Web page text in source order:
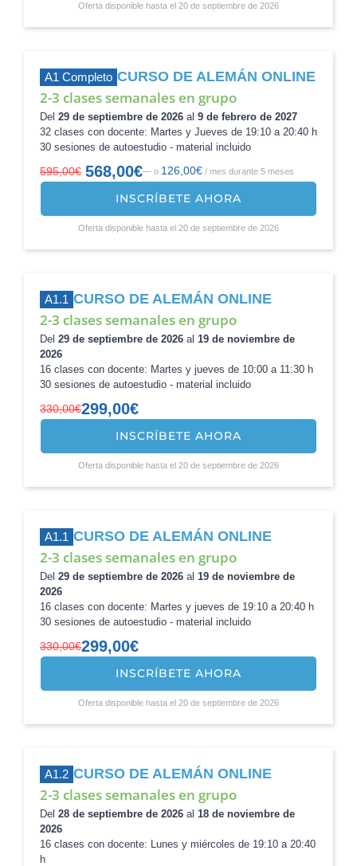
Oferta disponible hasta el 20 de septiembre de 2026
A1 Completo CURSO DE ALEMÁN ONLINE
2-3 clases semanales en grupo
Del 29 de septiembre de 2026 al 9 de febrero de 2027
32 clases con docente: Martes y Jueves de 19:10 a 20:40 h
30 sesiones de autoestudio - material incluido
595,00€
El
568,00€
El
— o 126,00€ / mes durante 5 meses
INSCRÍBETE AHORA
Oferta disponible hasta el 20 de septiembre de 2026
A1.1 CURSO DE ALEMÁN ONLINE
2-3 clases semanales en grupo
Del 29 de septiembre de 2026 al 19 de noviembre de
2026
16 clases con docente: Martes y jueves de 10:00 a 11:30 h
30 sesiones de autoestudio - material incluido
330,00€
precio
299,00€
precio
INSCRÍBETE AHORA
Oferta disponible hasta el 20 de septiembre de 2026
A1.1 CURSO DE ALEMÁN ONLINE
2-3 clases semanales en grupo
Del 29 de septiembre de 2026 al 19 de noviembre de
2026
16 clases con docente: Martes y jueves de 19:10 a 20:40 h
30 sesiones de autoestudio - material incluido
330,00€
precio
299,00€
precio
INSCRÍBETE AHORA
Oferta disponible hasta el 20 de septiembre de 2026
A1.2 CURSO DE ALEMÁN ONLINE
2-3 clases semanales en grupo
Del 28 de septiembre de 2026 al 18 de noviembre de
2026
16 clases con docente: Lunes y miércoles de 19:10 a 20:40
h